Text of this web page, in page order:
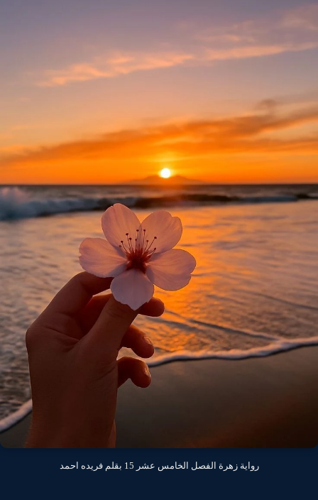
رواية زهرة الفصل الخامس عشر 15 بقلم فريده احمد